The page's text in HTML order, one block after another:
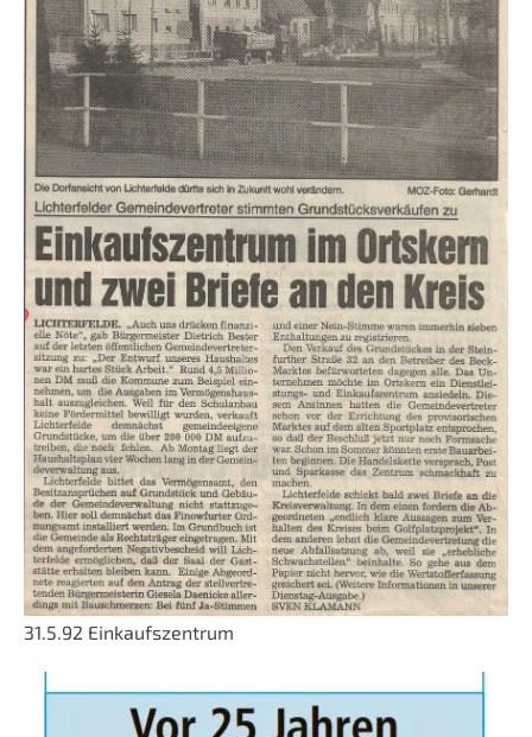
31.5.92 Einkaufszentrum